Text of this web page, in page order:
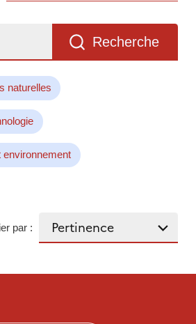
Recherche
naturelles
environnement
par :